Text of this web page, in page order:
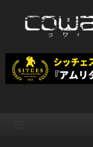
WEB映